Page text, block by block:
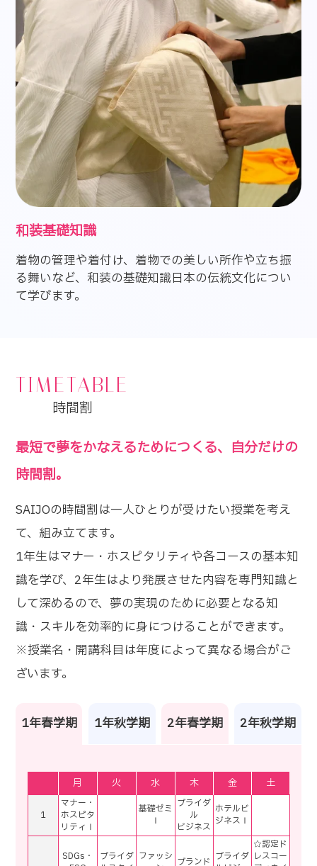
和装基礎知識
着物の管理や着付け、着物での美しい所作や立ち振
る舞いなど、和装の基礎知識日本の伝統文化につい
て学びます。
TIMETABLE
時間割
最短で夢をかなえるためにつくる、自分だけの
時間割。
SAIJOの時間割は一人ひとりが受けたい授業を考え
て、組み立てます。
1年生はマナー・ホスピタリティや各コースの基本知
識を学び、2年生はより発展させた内容を専門知識と
して深めるので、夢の実現のために必要となる知
識・スキルを効率的に身につけることができます。
※授業名・開講科目は年度によって異なる場合がご
ざいます。
1年春学期 1年秋学期 2年春学期 2年秋学期
月 火 水 木 金 土
1
マナー・
ホスピタ
リティⅠ
基礎ゼミ
Ⅰ
ブライダ
ル
ビジネス
ホテルビ
ジネスⅠ
SDGs・
ブライダ ファッシ ブランド ブライダ
☆認定ド
レスコー